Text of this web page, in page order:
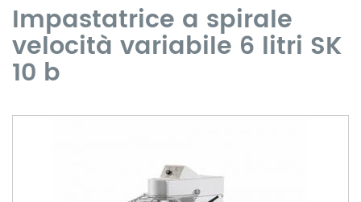
Impastatrice a spirale
velocità variabile 6 litri SK
10 b